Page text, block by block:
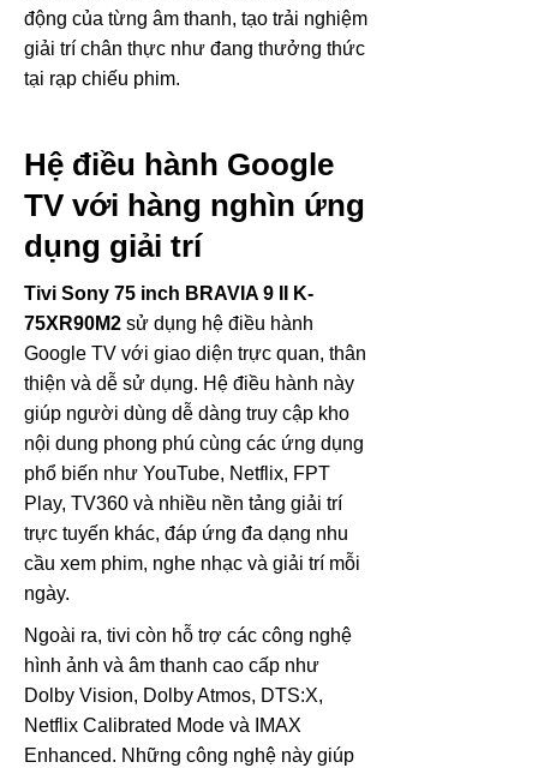
động của từng âm thanh, tạo trải nghiệm
giải trí chân thực như đang thưởng thức
tại rạp chiếu phim.
Hệ điều hành Google
TV với hàng nghìn ứng
dụng giải trí
Tivi Sony 75 inch BRAVIA 9 II K-
75XR90M2 sử dụng hệ điều hành
Google TV với giao diện trực quan, thân
thiện và dễ sử dụng. Hệ điều hành này
giúp người dùng dễ dàng truy cập kho
nội dung phong phú cùng các ứng dụng
phổ biến như YouTube, Netflix, FPT
Play, TV360 và nhiều nền tảng giải trí
trực tuyến khác, đáp ứng đa dạng nhu
cầu xem phim, nghe nhạc và giải trí mỗi
ngày.
Ngoài ra, tivi còn hỗ trợ các công nghệ
hình ảnh và âm thanh cao cấp như
Dolby Vision, Dolby Atmos, DTS:X,
Netflix Calibrated Mode và IMAX
Enhanced. Những công nghệ này giúp